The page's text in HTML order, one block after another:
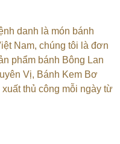
danh là món bánh
Nam, chúng tôi là đơn
phẩm bánh Bông Lan
Vị, Bánh Kem Bơ
xuất thủ công mỗi ngày từ